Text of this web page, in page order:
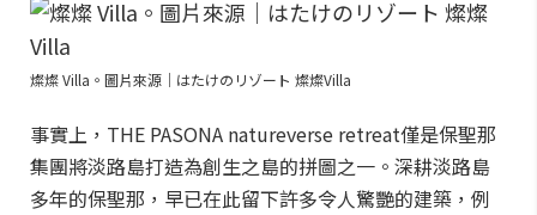
燦燦 Villa。圖片來源｜はたけのリゾート 燦燦Villa
事實上，THE PASONA natureverse retreat僅是保聖那
集團將淡路島打造為創生之島的拼圖之一。深耕淡路島
多年的保聖那，早已在此留下許多令人驚艷的建築，例